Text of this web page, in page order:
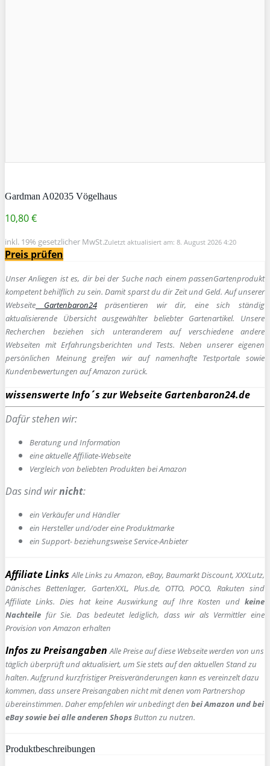
Gardman A02035 Vögelhaus
10,80 €
inkl. 19% gesetzlicher MwSt.Zuletzt aktualisiert am: 8. August 2026 4:20
Preis prüfen
Unser Anliegen ist es, dir bei der Suche nach einem passenGartenprodukt
kompetent behilflich zu sein.Damit sparst du dir Zeit und Geld. Auf unserer
Webseite Gartenbaron24präsentieren wir dir, eine sich ständig
aktualisierende Übersicht ausgewählter beliebter Gartenartikel. Unsere
Recherchen beziehen sich unteranderem auf verschiedene andere
Webseiten mit Erfahrungsberichten und Tests. Neben unserer eigenen
persönlichen Meinung greifen wir auf namenhafte Testportale sowie
Kundenbewertungen auf Amazon zurück.
wissenswerte Info´s zur Webseite Gartenbaron24.de
Dafür stehen wir:
Beratung und Information
eine aktuelle Affiliate-Webseite
Vergleich von beliebten Produkten bei Amazon
Das sind wirnicht:
ein Verkäufer und Händler
ein Hersteller und/oder eine Produktmarke
ein Support- beziehungsweise Service-Anbieter
Affiliate Links Alle Links zu Amazon, eBay, Baumarkt Discount, XXXLutz,
Dänisches Bettenlager, GartenXXL, Plus.de, OTTO, POCO, Rakuten sind
Affiliate Links. Dies hat keine Auswirkung auf Ihre Kosten und keine
Nachteile für Sie. Das bedeutet lediglich, dass wir als Vermittler eine
Provision von Amazon erhalten
Infos zu Preisangaben Alle Preise auf diese Webseite werden von uns
täglich überprüft und aktualisiert, um Sie stets auf den aktuellen Stand zu
halten. Aufgrund kurzfristiger Preisveränderungen kann es vereinzelt dazu
kommen, dass unsere Preisangaben nicht mit denen vom Partnershop
übereinstimmen. Daher empfehlen wir unbedingt den bei Amazon und bei
eBay sowie bei alle anderen ShopsButton zu nutzen.
Produktbeschreibungen